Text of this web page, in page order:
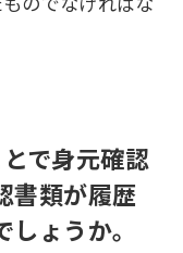
で身元確認
書類が履歴
ょうか。